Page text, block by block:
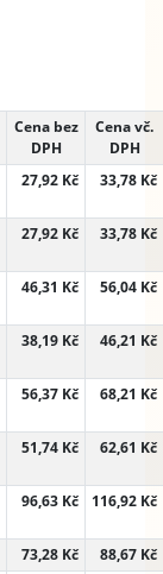
Cena bez
DPH
Cena vč.
DPH
27,92 Kč 33,78 Kč
27,92 Kč 33,78 Kč
46,31 Kč 56,04 Kč
38,19 Kč 46,21 Kč
56,37 Kč 68,21 Kč
51,74 Kč 62,61 Kč
96,63 Kč 116,92 Kč
73,28 Kč
88,67 Kč